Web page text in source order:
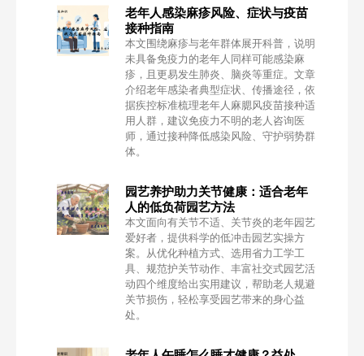
老年人感染麻疹风险、症状与疫苗
接种指南
本文围绕麻疹与老年群体展开科普，说明
未具备免疫力的老年人同样可能感染麻
疹，且更易发生肺炎、脑炎等重症。文章
介绍老年感染者典型症状、传播途径，依
据疾控标准梳理老年人麻腮风疫苗接种适
用人群，建议免疫力不明的老人咨询医
师，通过接种降低感染风险、守护弱势群
体。
园艺养护助力关节健康：适合老年
人的低负荷园艺方法
本文面向有关节不适、关节炎的老年园艺
爱好者，提供科学的低冲击园艺实操方
案。从优化种植方式、选用省力工学工
具、规范护关节动作、丰富社交式园艺活
动四个维度给出实用建议，帮助老人规避
关节损伤，轻松享受园艺带来的身心益
处。